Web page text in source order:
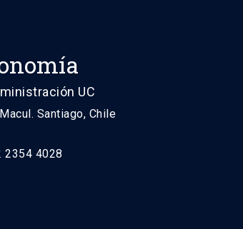
UC
Santiago, Chile
2354 4028